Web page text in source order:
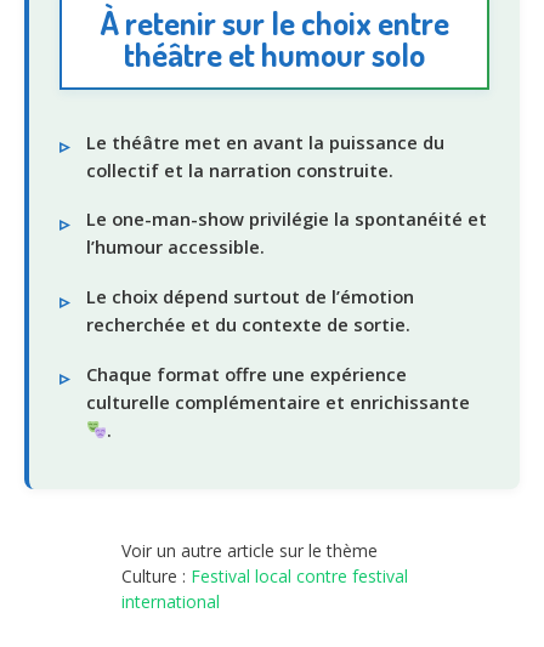
À retenir sur le choix entre
théâtre et humour solo
Le théâtre met en avant la puissance du
collectif et la narration construite.
Le one-man-show privilégie la spontanéité et
l’humour accessible.
Le choix dépend surtout de l’émotion
recherchée et du contexte de sortie.
Chaque format offre une expérience
culturelle complémentaire et enrichissante
.
Voir un autre article sur le thème
Culture : Festival local contre festival
international